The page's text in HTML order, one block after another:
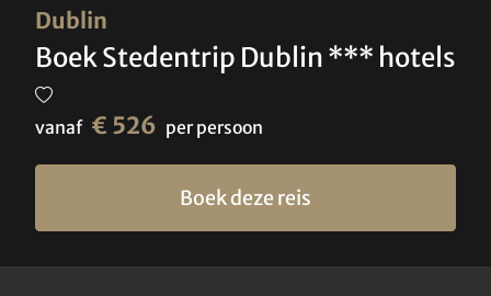
Dublin
Boek Stedentrip Dublin *** hotels
vanaf € 526 per persoon
Boek deze reis